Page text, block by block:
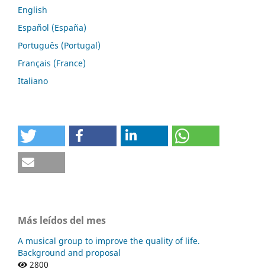
English
Español (España)
Português (Portugal)
Français (France)
Italiano
Más leídos del mes
A musical group to improve the quality of life.
Background and proposal
2800